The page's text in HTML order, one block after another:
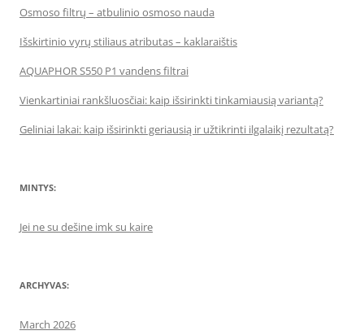
Osmoso filtrų – atbulinio osmoso nauda
Išskirtinio vyrų stiliaus atributas – kaklaraištis
AQUAPHOR S550 P1 vandens filtrai
Vienkartiniai rankšluosčiai: kaip išsirinkti tinkamiausią variantą?
Geliniai lakai: kaip išsirinkti geriausią ir užtikrinti ilgalaikį rezultatą?
MINTYS:
Jei ne su dešine imk su kaire
ARCHYVAS:
March 2026